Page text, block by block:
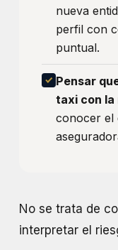
nueva
perfil con
puntual.
Pensar
taxi con la
conocer el
No se trata de
interpretar el